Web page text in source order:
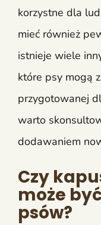
korzystne dla
mieć również
istnieje wiele
które psy mogą
przygotowanej
warto
dodawaniem
Czy
może
psów?